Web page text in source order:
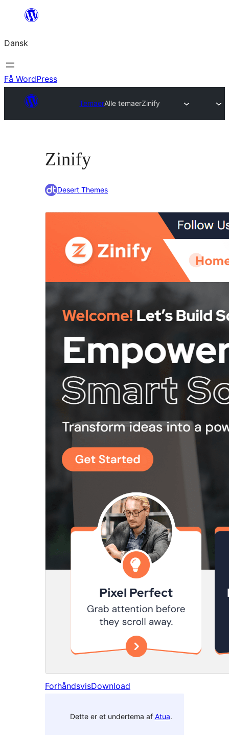
Spring
indhold
Dansk
Få WordPress
TemaerAlle temaerZinify
Zinify
Desert Themes
ForhåndsvisDownload
Dette er et undertema af Atua.